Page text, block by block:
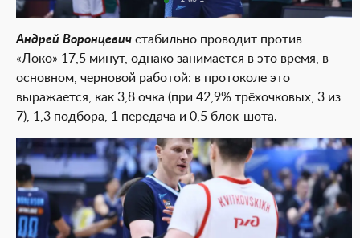
Андрей Воронцевич стабильно проводит против
«Локо» 17,5 минут, однако занимается в это время, в
основном, черновой работой: в протоколе это
выражается, как 3,8 очка (при 42,9% трёхочковых, 3 из
7), 1,3 подбора, 1 передача и 0,5 блок-шота.